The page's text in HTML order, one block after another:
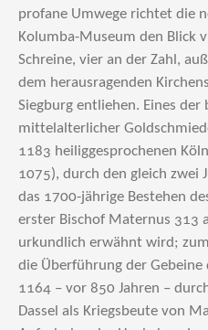
profane Umwege richtet die
Kolumba-Museum den Blick
Schreine, vier an der Zahl,
dem herausragenden
Siegburg entliehen. Eines der
mittelalterlicher
1183 heiliggesprochenen
1075), durch den gleich zwei
das 1700-jährige Bestehen
erster Bischof Maternus 313
urkundlich erwähnt wird;
die Überführung der Gebeine
1164 – vor 850 Jahren –
Dassel als Kriegsbeute von